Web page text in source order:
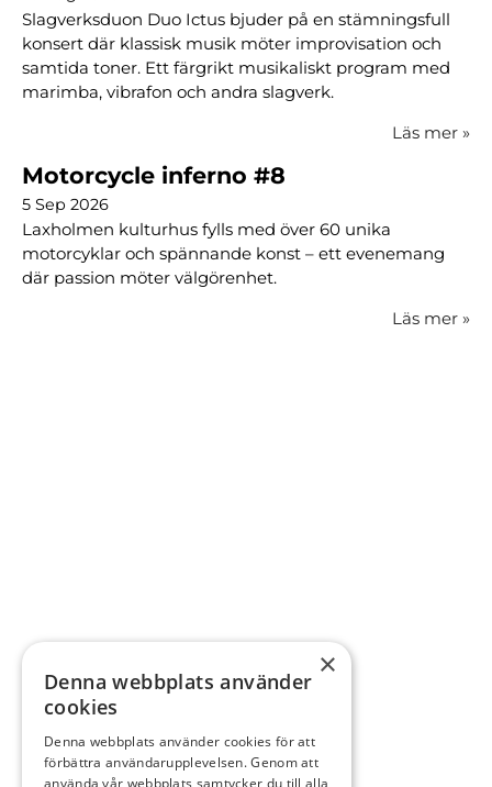
Slagverksduon Duo Ictus bjuder på en stämningsfull
konsert där klassisk musik möter improvisation och
samtida toner. Ett färgrikt musikaliskt program med
marimba, vibrafon och andra slagverk.
Läs mer »
Motorcycle inferno #8
5 Sep 2026
Laxholmen kulturhus fylls med över 60 unika
motorcyklar och spännande konst – ett evenemang
där passion möter välgörenhet.
Läs mer »
×
Denna webbplats använder
cookies
Denna webbplats använder cookies för att
förbättra användarupplevelsen. Genom att
använda vår webbplats samtycker du till alla